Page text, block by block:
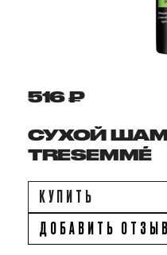
516 ₽
СУХОЙ
TRESEMMÉ
КУПИТЬ
ДОБАВИТЬ ОТЗЫВ